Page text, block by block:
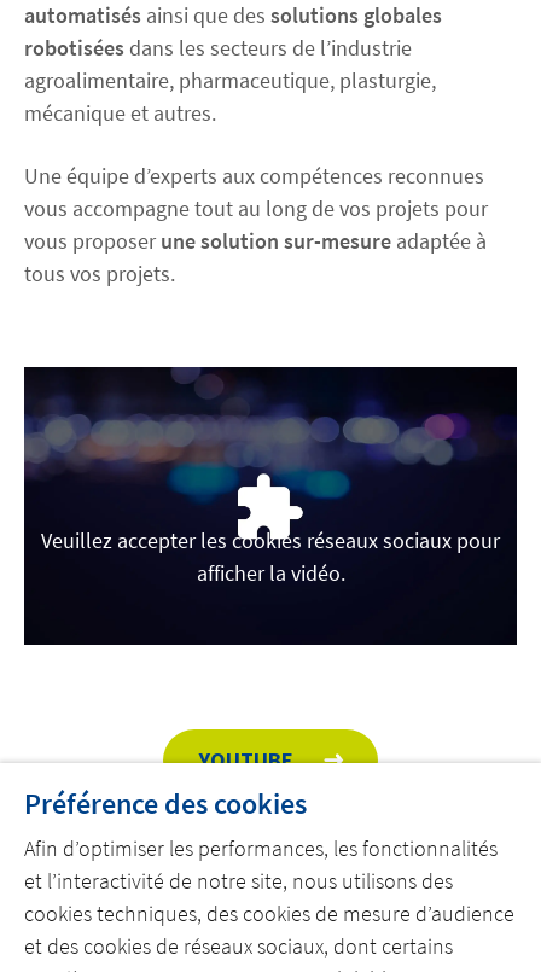
Rejoignez nos équipes
linkedinyoutube
automatisés ainsi que des solutions globales
robotisées dans les secteurs de l’industrie
agroalimentaire, pharmaceutique, plasturgie,
mécanique et autres.
Une équipe d’experts aux compétences reconnues
vous accompagne tout au long de vos projets pour
vous proposerune solution sur-mesure adaptée à
tous vos projets.
Veuillez accepter les cookies réseaux sociaux pour
afficher la vidéo.
YOUTUBE
LINKEDIN
Préférence des cookies
Afin d’optimiser les performances, les fonctionnalités
et l’interactivité de notre site, nous utilisons des
cookies techniques, des cookies de mesure d’audience
et des cookies de réseaux sociaux, dont certains